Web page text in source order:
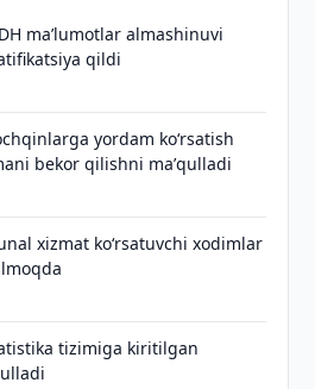
maʼlumotlar almashinuvi
qildi
yordam koʻrsatish
bekor qilishni maʼqulladi
xizmat koʻrsatuvchi xodimlar
tizimiga kiritilgan